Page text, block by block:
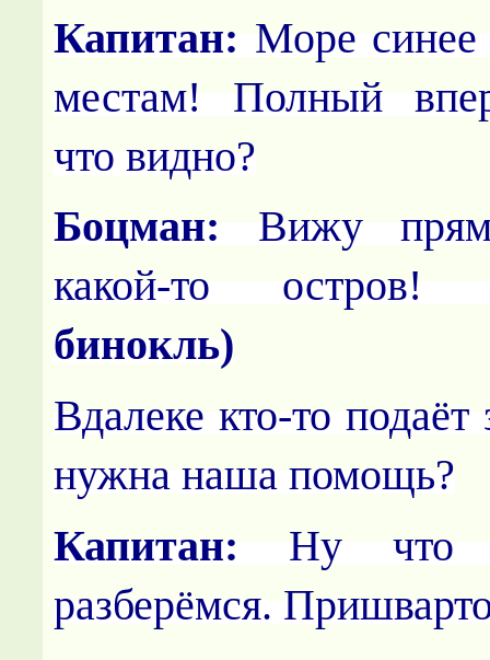
Капитан: Море
местам! Полный
что видно?
Боцман: Вижу
какой-то остров!
бинокль)
Вдалеке кто-то
нужна наша помощь?
Капитан: Ну что
разберёмся.